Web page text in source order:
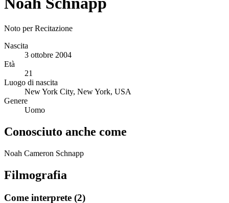
Noto per Recitazione
Nascita
3 ottobre 2004
Età
21
Luogo di nascita
New York City, New York, USA
Genere
Uomo
Conosciuto anche come
Noah Cameron Schnapp
Filmografia
Come interprete (2)